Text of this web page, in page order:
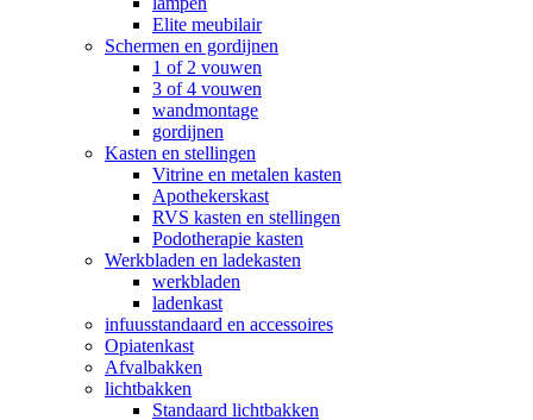
Elite meubilair
Schermen en gordijnen
1 of 2 vouwen
3 of 4 vouwen
wandmontage
gordijnen
Kasten en stellingen
Vitrine en metalen kasten
Apothekerskast
RVS kasten en stellingen
Podotherapie kasten
Werkbladen en ladekasten
werkbladen
ladenkast
infuusstandaard en accessoires
Opiatenkast
Afvalbakken
lichtbakken
Standaard lichtbakken